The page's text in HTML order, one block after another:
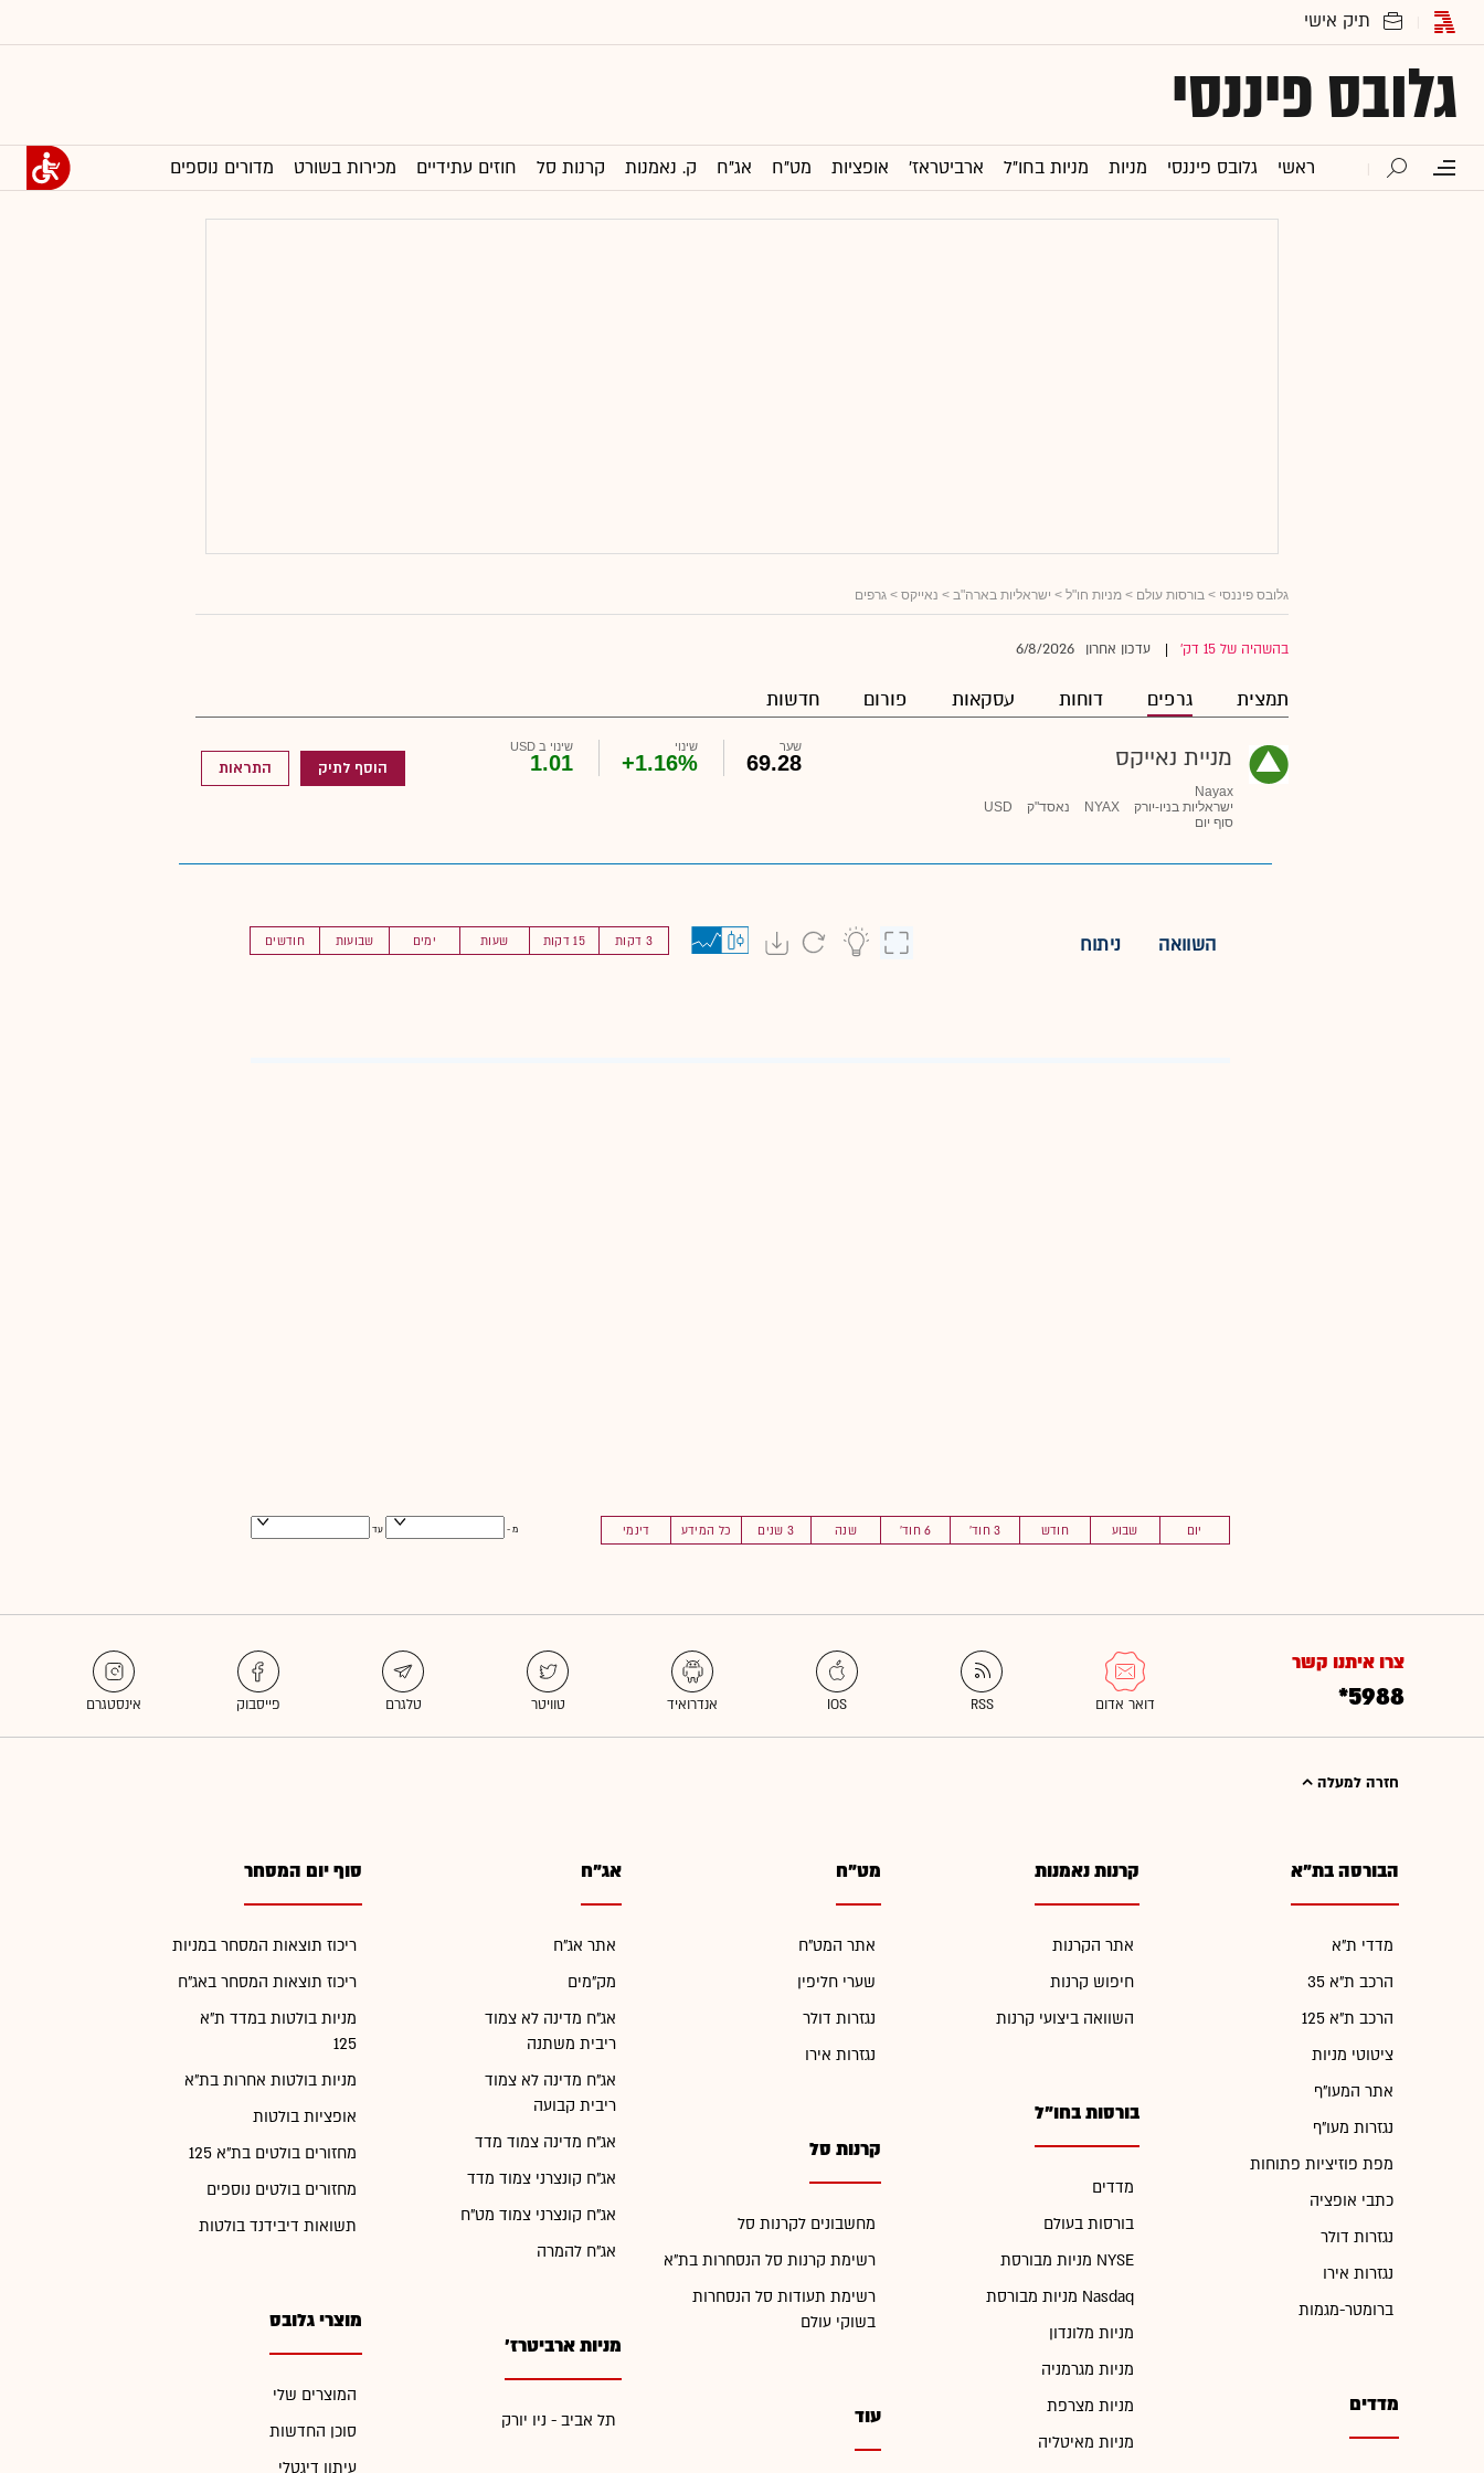
גלובס פיננסי
ראשי גלובס פיננסי מניות מניות בחו"ל ארביטראז' אופציות מט"ח אג"ח ק. נאמנות קרנות סל חוזים עתידיים מכירות בשורט מדורים נוספים
גלובס פיננסי > בורסות עולם > מניות חו"ל > ישראליות בארה"ב > נאייקס > גרפים
בהשהיה של 15 דק' עדכון אחרון 6/8/2026
תמצית גרפים דוחות עסקאות פורום חדשות
מניית נאייקס
Nayax
ישראליות בניו-יורק
NYAX נאסד"ק
USD
סוף יום
שער
69.28
שינוי
+1.16%
שינוי ב USD
1.01 הוסף לתיק התראות
חודשים שבועות ימים שעות 15 דקות 3 דקות השוואה ניתוח
יום שבוע חודש 3 חוד' 6 חוד' שנה 3 שנים כל המידע דינמי מ - עד
צרו איתנו קשר
*5988
חזרה למעלה
הבורסה בת"א
מדדי ת"א
הרכב ת"א 35
הרכב ת"א 125
ציטוטי מניות
אתר המעו"ף
נגזרות מעו"ף
מפת פוזיציות פתוחות
כתבי אופציה
נגזרות דולר
נגזרות אירו
ברומטר-מגמות
מדדים
קרנות נאמנות
אתר הקרנות
חיפוש קרנות
השוואה ביצועי קרנות
בורסות בחו"ל
מדדים
בורסות בעולם
מניות מבורסת NYSE
מניות מבורסת Nasdaq
מניות מלונדון
מניות מגרמניה
מניות מצרפת
מניות מאיטליה
מט"ח
אתר המט"ח
שערי חליפין
נגזרות דולר
נגזרות אירו
קרנות סל
מחשבונים לקרנות סל
רשימת קרנות סל הנסחרות בת"א
רשימת תעודות סל הנסחרות
בשוקי עולם
עוד
אג"ח
אתר אג"ח
מק"מים
אג"ח מדינה לא צמוד
ריבית משתנה
אג"ח מדינה לא צמוד
ריבית קבועה
אג"ח מדינה צמוד מדד
אג"ח קונצרני צמוד מדד
אג"ח קונצרני צמוד מט"ח
אג"ח להמרה
מניות ארביטרז'
תל אביב - ניו יורק
סוף יום המסחר
ריכוז תוצאות המסחר במניות
ריכוז תוצאות המסחר באג"ח
מניות בולטות במדד ת"א
125
מניות בולטות אחרות בת"א
אופציות בולטות
מחזורים בולטים בת"א 125
מחזורים בולטים נוספים
תשואות דיבידנד בולטות
מוצרי גלובס
המוצרים שלי
סוכן החדשות
עיתון דיגטלי